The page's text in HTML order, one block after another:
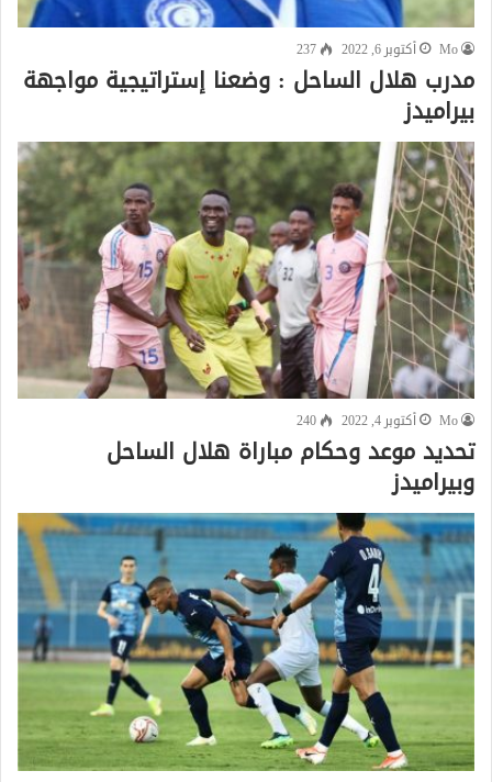
Mo أكتوبر 6, 2022 237
مدرب هلال الساحل : وضعنا إستراتيجية مواجهة
بيراميدز
Mo أكتوبر 4, 2022 240
تحديد موعد وحكام مباراة هلال الساحل
وبيراميدز